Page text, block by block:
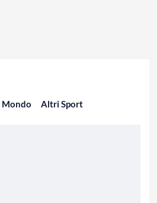
Mondo Altri Sport